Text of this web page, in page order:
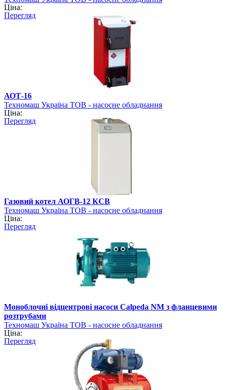
Ціна:
Перегляд
АОТ-16
Техномаш Україна ТОВ - насосне обладнання
Ціна:
Перегляд
Газовий котел АОГВ-12 КСВ
Техномаш Україна ТОВ - насосне обладнання
Ціна:
Перегляд
Моноблочні відцентрові насоси Calpeda NM з фланцевими
розтрубами
Техномаш Україна ТОВ - насосне обладнання
Ціна:
Перегляд